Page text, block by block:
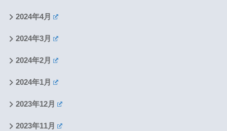
2024年4月
2024年3月
2024年2月
2024年1月
2023年12月
2023年11月